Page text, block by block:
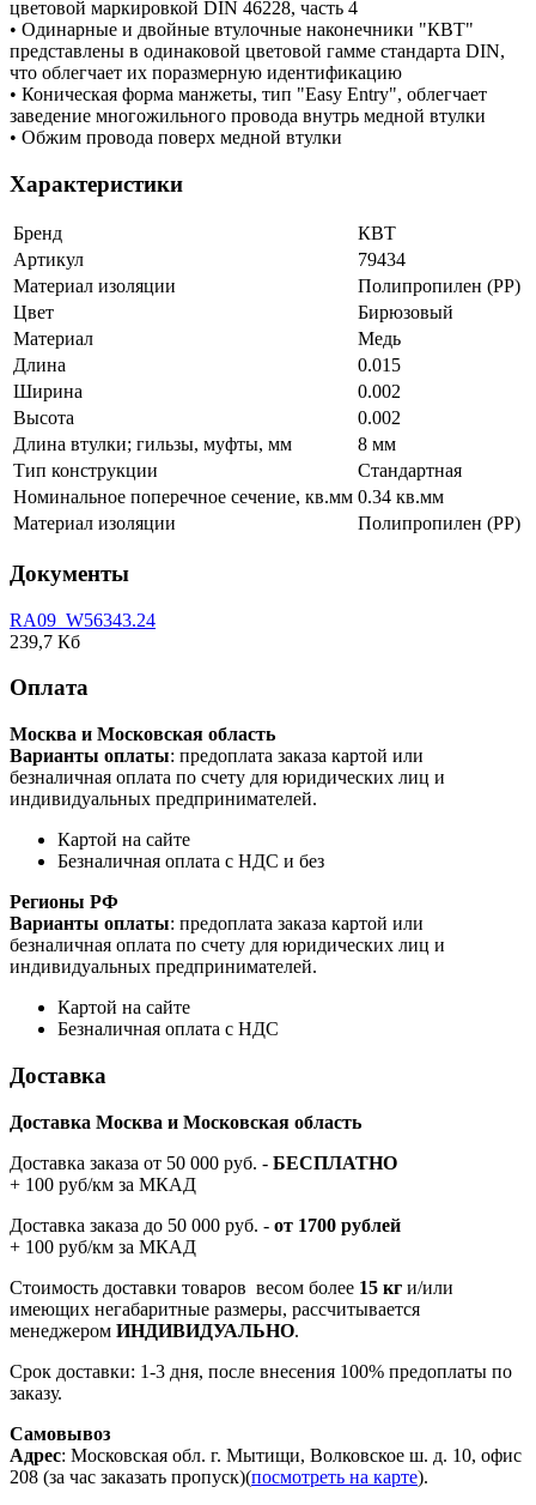
цветовой маркировкой DIN 46228, часть 4
• Одинарные и двойные втулочные наконечники "КВТ"
представлены в одинаковой цветовой гамме стандарта DIN,
что облегчает их поразмерную идентификацию
• Коническая форма манжеты, тип "Easy Entry", облегчает
заведение многожильного провода внутрь медной втулки
• Обжим провода поверх медной втулки
Характеристики
Бренд
КВТ
Артикул
79434
Материал изоляции
Полипропилен (PP)
Цвет
Бирюзовый
Материал
Медь
Длина
0.015
Ширина
0.002
Высота
0.002
Длина втулки; гильзы, муфты, мм
8 мм
Тип конструкции
Стандартная
Номинальное поперечное сечение, кв.мм 0.34 кв.мм
Материал изоляции
Полипропилен (PP)
Документы
RA09_W56343.24
239,7 Кб
Оплата
Москва и Московская область
Варианты оплаты: предоплата заказа картой или
безналичная оплата по счету для юридических лиц и
индивидуальных предпринимателей.
Картой на сайте
Безналичная оплата с НДС и без
Регионы РФ
Варианты оплаты: предоплата заказа картой или
безналичная оплата по счету для юридических лиц и
индивидуальных предпринимателей.
Картой на сайте
Безналичная оплата с НДС
Доставка
Доставка Москва и Московская область
Доставка заказа от 50 000 руб. - БЕСПЛАТНО
+ 100 руб/км за МКАД
Доставка заказа до 50 000 руб. - от 1700 рублей
+ 100 руб/км за МКАД
Стоимость доставки товаров весом более 15 кг и/или
имеющих негабаритные размеры, рассчитывается
менеджером ИНДИВИДУАЛЬНО.
Срок доставки: 1-3 дня, после внесения 100% предоплаты по
заказу.
Самовывоз
Адрес: Московская обл. г. Мытищи, Волковское ш. д. 10, офис
208 (за час заказать пропуск)(посмотреть на карте).